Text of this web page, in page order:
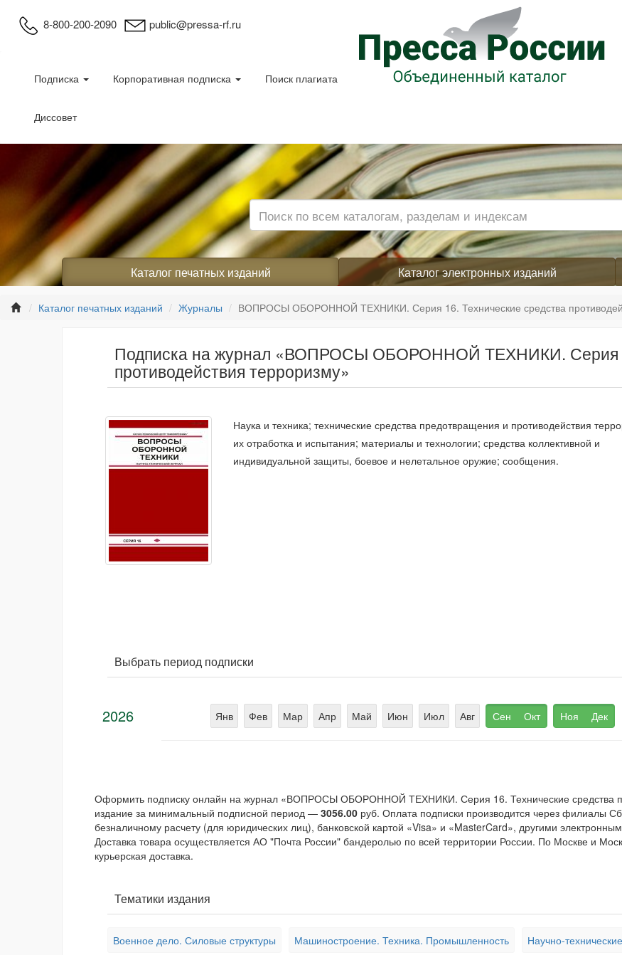
8-800-200-2090 public@pressa-rf.ru
Подписка Корпоративная подписка Поиск плагиата
Диссовет
Каталог печатных изданий Каталог электронных изданий
Каталог печатных изданий Журналы ВОПРОСЫ ОБОРОННОЙ ТЕХНИКИ. Серия 16. Технические средства
Подписка на журнал «ВОПРОСЫ ОБОРОННОЙ ТЕХНИКИ. Серия
противодействия терроризму»
Наука и техника; технические средства предотвращения и противодействия
их отработка и испытания; материалы и технологии; средства коллективной и
индивидуальной защиты, боевое и нелетальное оружие; сообщения.
Выбрать период подписки
2026 Янв Фев Мар Апр Май Июн Июл Авг Сен Окт Ноя Дек
Оформить подписку онлайн на журнал «ВОПРОСЫ ОБОРОННОЙ ТЕХНИКИ. Серия 16. Технические средства
издание за минимальный подписной период — 3056.00 руб. Оплата подписки производится через филиалы
безналичному расчету (для юридических лиц), банковской картой «Visa» и «MasterCard», другими
Доставка товара осуществляется АО "Почта России" бандеролью по всей территории России. По Москве и
курьерская доставка.
Тематики издания
Военное дело. Силовые структуры Машиностроение. Техника. Промышленность Научно-